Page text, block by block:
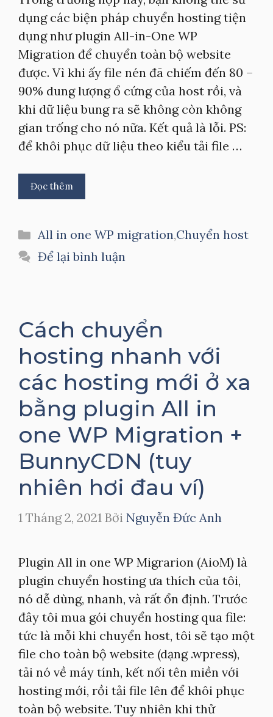
dụng các biện pháp chuyển hosting tiện
dụng như plugin All-in-One WP
Migration để chuyển toàn bộ website
được. Vì khi ấy file nén đã chiếm đến 80 –
90% dung lượng ổ cứng của host rồi, và
khi dữ liệu bung ra sẽ không còn không
gian trống cho nó nữa. Kết quả là lỗi. PS:
để khôi phục dữ liệu theo kiểu tải file …
Đọc thêm
Danh
mục
All in one WP migration,Chuyển host
Để lại bình luận
Cách chuyển
hosting nhanh với
các hosting mới ở xa
bằng plugin All in
one WP Migration +
BunnyCDN (tuy
nhiên hơi đau ví)
1 Tháng 2, 2021 Bởi Nguyễn Đức Anh
Plugin All in one WP Migrarion (AioM) là
plugin chuyển hosting ưa thích của tôi,
nó dễ dùng, nhanh, và rất ổn định. Trước
đây tôi mua gói chuyển hosting qua file:
tức là mỗi khi chuyển host, tôi sẽ tạo một
file cho toàn bộ website (dạng .wpress),
tải nó về máy tính, kết nối tên miền với
hosting mới, rồi tải file lên để khôi phục
toàn bộ website. Tuy nhiên khi thử